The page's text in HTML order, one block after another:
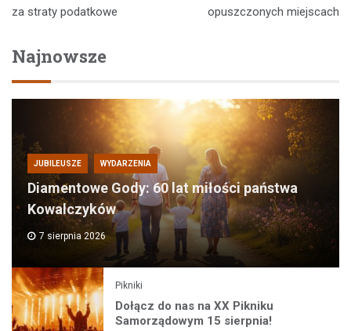
za straty podatkowe
opuszczonych miejscach
Najnowsze
JUBILEUSZE WYDARZENIA
Diamentowe Gody: 60 lat miłości państwa
Kowalczyków
7 sierpnia 2026
Pikniki
Dołącz do nas na XX Pikniku
Samorządowym 15 sierpnia!